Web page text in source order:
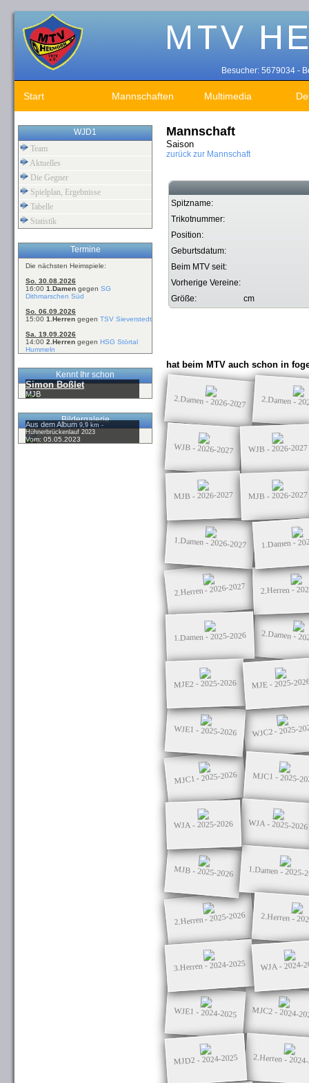
Besucher: 5679034 -
Start Mannschaften Multimedia
WJD1
Team
Aktuelles
Die Gegner
Spielplan, Ergebnisse
Tabelle
Statistik
Termine
Die nächsten Heimspiele:
So. 30.08.2026
16:00 1.Damen gegen SG
Dithmarschen Süd
So. 06.09.2026
15:00 1.Herren gegen TSV Sieverstedt
Sa. 19.09.2026
14:00 2.Herren gegen HSG Störtal
Hummeln
Kennt Ihr schon
Simon Boßlet
MJB
Bildergalerie
Aus dem Album9,9 km -
Hühnerbrückenlauf 2023
Vom: 05.05.2023
Mannschaft
Saison
zurück zur Mannschaft
Spitzname:
Trikotnummer:
Position:
Geburtsdatum:
Beim MTV seit:
Vorherige Vereine:
Größe:
cm
hat beim MTV auch schon in
2.Damen - 2026-2027 2.Damen -
WJB - 2026-2027 WJB - 2026-2027
MJB - 2026-2027 MJB - 2026-2027
1.Damen - 2026-2027 1.Damen -
2.Herren - 2026-2027 2.Herren -
1.Damen - 2025-2026 2.Damen -
MJE2 - 2025-2026 MJE - 2025-
WJE1 - 2025-2026 WJC2 - 2025-
MJC1 - 2025-2026 MJC1 - 2025-
WJA - 2025-2026 WJA - 2025-2026
MJB - 2025-2026 1.Damen - 2025-
2.Herren - 2025-2026 2.Herren -
3.Herren - 2024-2025 WJA - 2024-
WJE1 - 2024-2025 MJC2 - 2024-
MJD2 - 2024-2025 2.Herren -